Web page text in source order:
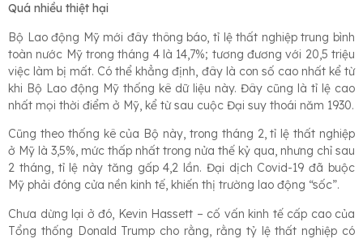
Quá nhiều thiệt hại
Bộ Lao động Mỹ mới đây thông báo, tỉ lệ thất nghiệp trung bình
toàn nước Mỹ trong tháng 4 là 14,7%; tương đương với 20,5 triệu
việc làm bị mất. Có thể khẳng định, đây là con số cao nhất kể từ
khi Bộ Lao động Mỹ thống kê dữ liệu này. Đây cũng là tỉ lệ cao
nhất mọi thời điểm ở Mỹ, kể từ sau cuộc Đại suy thoái năm 1930.
Cũng theo thống kê của Bộ này, trong tháng 2, tỉ lệ thất nghiệp
ở Mỹ là 3,5%, mức thấp nhất trong nửa thế kỷ qua, nhưng chỉ sau
2 tháng, tỉ lệ này tăng gấp 4,2 lần. Đại dịch Covid-19 đã buộc
Mỹ phải đóng cửa nền kinh tế, khiến thị trường lao động “sốc”.
Chưa dừng lại ở đó, Kevin Hassett – cố vấn kinh tế cấp cao của
Tổng thống Donald Trump cho rằng, rằng tỷ lệ thất nghiệp có